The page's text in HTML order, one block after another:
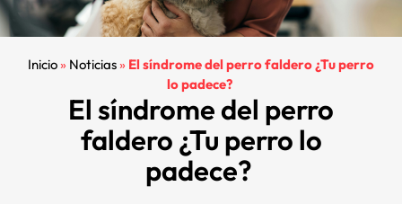
Inicio» Noticias» El síndrome del perro faldero ¿Tu perro
lo padece?
El síndrome del perro
faldero ¿Tu perro lo
padece?